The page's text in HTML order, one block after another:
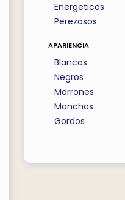
Energeticos
Perezosos
apariencia
Blancos
Negros
Marrones
Manchas
Gordos